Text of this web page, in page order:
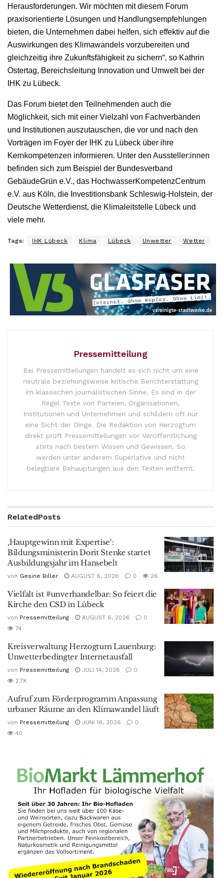
Herausforderungen. Wir möchten mit diesem Forum
praxisorientierte Lösungen und Handlungsempfehlungen
bieten, die Unternehmen dabei helfen, sich effektiv auf die
Auswirkungen des Klimawandels vorzubereiten und
gleichzeitig ihre Zukunftsfähigkeit zu sichern“, so Kathrin
Ostertag, Bereichsleitung Innovation und Umwelt bei der
IHK zu Lübeck.
Das Forum bietet den Teilnehmenden auch die
Möglichkeit, sich mit einer Vielzahl von Fachverbänden
und Institutionen auszutauschen, die vor und nach den
Vorträgen im Foyer der IHK zu Lübeck über ihre
Kernkompetenzen informieren. Unter den Aussteller:innen
befinden sich zum Beispiel der Bundesverband
GebäudeGrün e.V., das HochwasserKompetenzCentrum
e.V. aus Köln, die Investitionsbank Schleswig-Holstein, der
Deutsche Wetterdienst, die Klimaleitstelle Lübeck und
viele mehr.
Tags: IHK Lübeck Klima Lübeck Unwetter Wetter
Pressemitteilung
Bei Pressemitteilungen handelt es sich nicht um eine
neutrale beziehungsweise kritische Berichterstattung
im klassischen journalistischen Sinne. Es sind in der
Regel Texte von Parteien, Organisationen,
Institutionen und Unternehmen und schildern oft nur
eine Sicht der Dinge. Die Redaktion von Herzogtum
direkt prüft Pressemitteilungen vor Veröffentlichung
stets nach bestem Wissen und Gewissen. So
werden unter anderem Superlative und nicht
belegbare Behauptungen aus den Texten entfernt.
RelatedPosts
‚Hauptgewinn mit Expertise‘:
Bildungsministerin Dorit Stenke startet
Ausbildungsjahr im Hansebelt
von Gesine Biller AUGUST 6, 2026 0 26
Vielfalt ist #unverhandelbar: So feiert die
Kirche den CSD in Lübeck
von Pressemitteilung AUGUST 6, 2026
0
74
Kreisverwaltung Herzogtum Lauenburg:
Unwetterbedingter Internetausfall
von Pressemitteilung JULI 14, 2026
0
2.7K
Aufruf zum Förderprogramm Anpassung
urbaner Räume an den Klimawandel läuft
von Pressemitteilung JUNI 16, 2026
0
40